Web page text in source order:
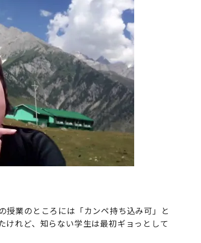
授業のところには「カンペ持ち込み可」と
れど、知らない学生は最初ギョっとして